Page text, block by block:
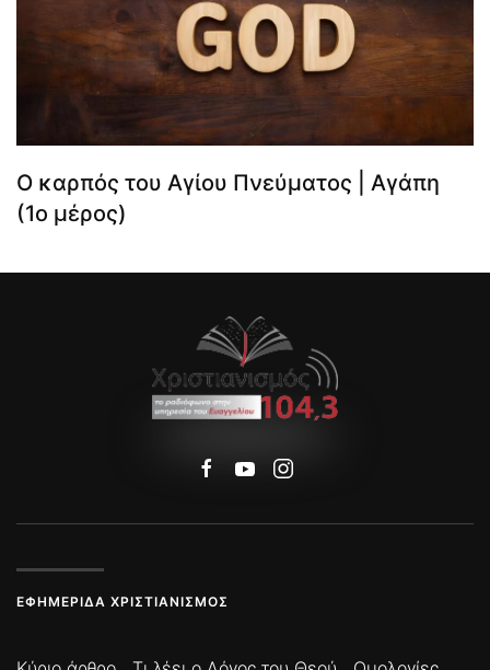
Ο καρπός του Αγίου Πνεύματος | Αγάπη
(1ο μέρος)
ΕΦΗΜΕΡΊΔΑ ΧΡΙΣΤΙΑΝΙΣΜΌΣ